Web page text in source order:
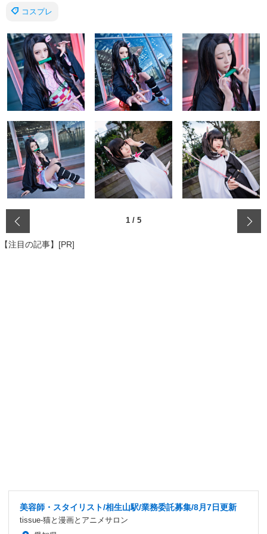
コスプレ
1 / 5
【注目の記事】[PR]
美容師・スタイリスト/相生山駅/業務委託募集/8月7日更新
tissue-猫と漫画とアニメサロン